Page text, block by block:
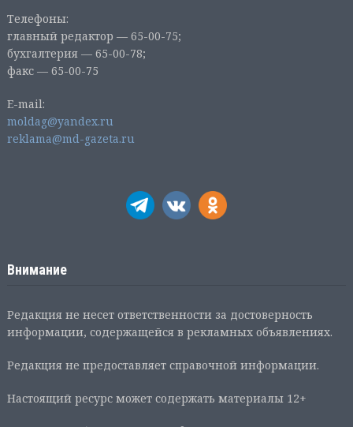
Телефоны:
главный редактор — 65-00-75;
бухгалтерия — 65-00-78;
факс — 65-00-75
E-mail:
moldag@yandex.ru
reklama@md-gazeta.ru
Внимание
Редакция не несет ответственности за достоверность
информации, содержащейся в рекламных объявлениях.
Редакция не предоставляет справочной информации.
Настоящий ресурс может содержать материалы 12+